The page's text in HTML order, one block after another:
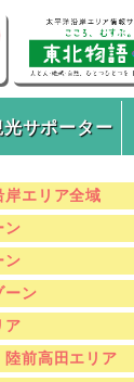
光サポーター
岸エリア全域
ン
ン
ーン
ア
陸前高田エリア